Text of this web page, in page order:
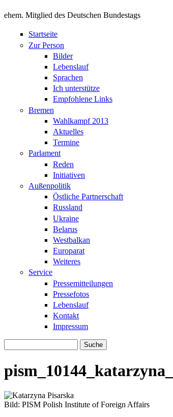
ehem. Mitglied des Deutschen Bundestags
Startseite
Zur Person
Bilder
Lebenslauf
Sprachen
Ich unterstütze
Empfohlene Links
Bremen
Wahlkampf 2013
Aktuelles
Termine
Parlament
Reden
Initiativen
Außenpolitik
Östliche Partnerschaft
Russland
Ukraine
Belarus
Westbalkan
Europarat
Weiteres
Service
Pressemitteilungen
Pressefotos
Lebenslauf
Kontakt
Impressum
Bild: PISM Polish Institute of Foreign Affairs